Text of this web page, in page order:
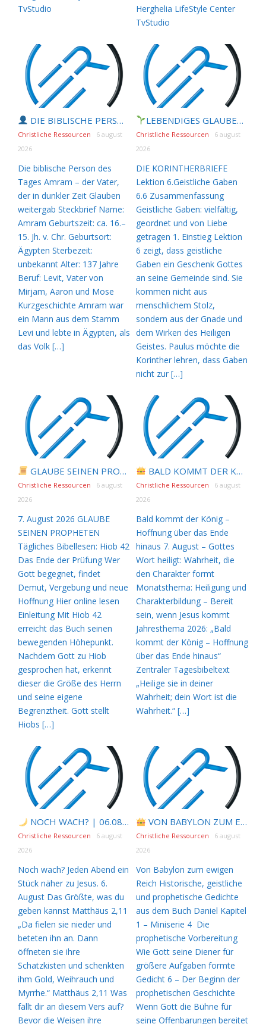
TvStudio
Herghelia LifeStyle Center
TvStudio
DIE BIBLISCHE PERSON DES TAGES | 07.08.2026 |
Christliche Ressourcen
6 august
2026
Die biblische Person des
Tages Amram – der Vater,
der in dunkler Zeit Glauben
weitergab Steckbrief Name:
Amram Geburtszeit: ca. 16.–
15. Jh. v. Chr. Geburtsort:
Ägypten Sterbezeit:
unbekannt Alter: 137 Jahre
Beruf: Levit, Vater von
Mirjam, Aaron und Mose
Kurzgeschichte Amram war
ein Mann aus dem Stamm
Levi und lebte in Ägypten, als
das Volk […]
LEBENDIGES GLAUBENSLEBEN |
Christliche Ressourcen
6 august
2026
DIE KORINTHERBRIEFE
Lektion 6.Geistliche Gaben
6.6 Zusammenfassung
Geistliche Gaben: vielfältig,
geordnet und von Liebe
getragen 1. Einstieg Lektion
6 zeigt, dass geistliche
Gaben ein Geschenk Gottes
an seine Gemeinde sind. Sie
kommen nicht aus
menschlichem Stolz,
sondern aus der Gnade und
dem Wirken des Heiligen
Geistes. Paulus möchte die
Korinther lehren, dass Gaben
nicht zur […]
GLAUBE SEINEN PROPHETEN | Bibelstudium |
Christliche Ressourcen
6 august
2026
7. August 2026 GLAUBE
SEINEN PROPHETEN
Tägliches Bibellesen: Hiob 42
Das Ende der Prüfung Wer
Gott begegnet, findet
Demut, Vergebung und neue
Hoffnung Hier online lesen
Einleitung Mit Hiob 42
erreicht das Buch seinen
bewegenden Höhepunkt.
Nachdem Gott zu Hiob
gesprochen hat, erkennt
dieser die Größe des Herrn
und seine eigene
Begrenztheit. Gott stellt
Hiobs […]
BALD KOMMT DER KÖNIG | 07.08.2026 |
Christliche Ressourcen
6 august
2026
Bald kommt der König –
Hoffnung über das Ende
hinaus 7. August – Gottes
Wort heiligt: Wahrheit, die
den Charakter formt
Monatsthema: Heiligung und
Charakterbildung – Bereit
sein, wenn Jesus kommt
Jahresthema 2026: „Bald
kommt der König – Hoffnung
über das Ende hinaus“
Zentraler Tagesbibeltext
„Heilige sie in deiner
Wahrheit; dein Wort ist die
Wahrheit.“ […]
NOCH WACH? | 06.08.2026 | Das Größte, was du
Christliche Ressourcen
6 august
2026
Noch wach? Jeden Abend ein
Stück näher zu Jesus. 6.
August Das Größte, was du
geben kannst Matthäus 2,11
„Da fielen sie nieder und
beteten ihn an. Dann
öffneten sie ihre
Schatzkisten und schenkten
ihm Gold, Weihrauch und
Myrrhe.“ Matthäus 2,11 Was
fällt dir an diesem Vers auf?
Bevor die Weisen ihre
VON BABYLON ZUM EWIGEN REICH | Kap.1 –
Christliche Ressourcen
6 august
2026
Von Babylon zum ewigen
Reich Historische, geistliche
und prophetische Gedichte
aus dem Buch Daniel Kapitel
1 – Miniserie 4 Die
prophetische Vorbereitung
Wie Gott seine Diener für
größere Aufgaben formte
Gedicht 6 – Der Beginn der
prophetischen Geschichte
Wenn Gott die Bühne für
seine Offenbarungen bereitet